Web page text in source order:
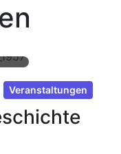
Veranstaltungen